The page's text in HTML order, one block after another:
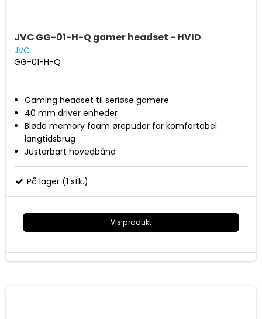
JVC GG-01-H-Q gamer headset - HVID
JVC
GG-01-H-Q
Gaming headset til seriøse gamere
40 mm driver enheder
Bløde memory foam ørepuder for komfortabel
langtidsbrug
Justerbart hovedbånd
Fleksibel mikrofon (aftagelig) der minimerer
baggrundsstøj
Letvægts design på kun 199 gram (uden
Mulighed for afbryde mikrofon og justere lydstyrke
Y-splitter inkluderet
Switch (3.5mm/CTIA)
På lager (1 stk.)
Vis produkt